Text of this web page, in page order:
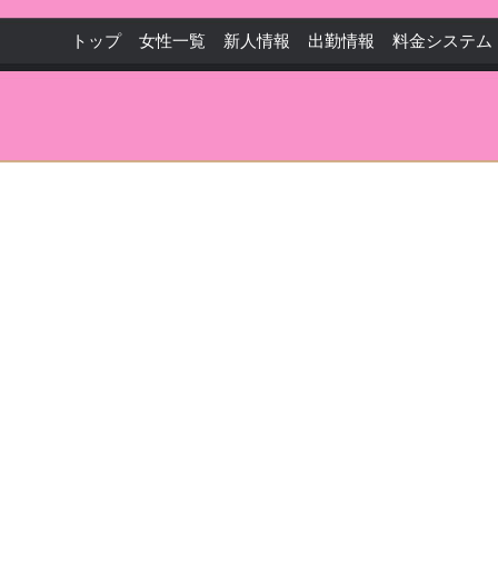
トップ 女性一覧 新人情報 出勤情報 料金システム